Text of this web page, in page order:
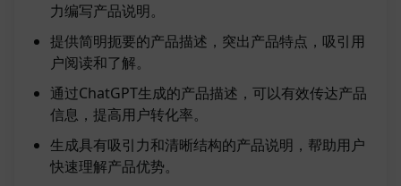
力编写产品说明。
提供简明扼要的产品描述，突出产品特点，吸引用
户阅读和了解。
通过ChatGPT生成的产品描述，可以有效传达产品
信息，提高用户转化率。
生成具有吸引力和清晰结构的产品说明，帮助用户
快速理解产品优势。